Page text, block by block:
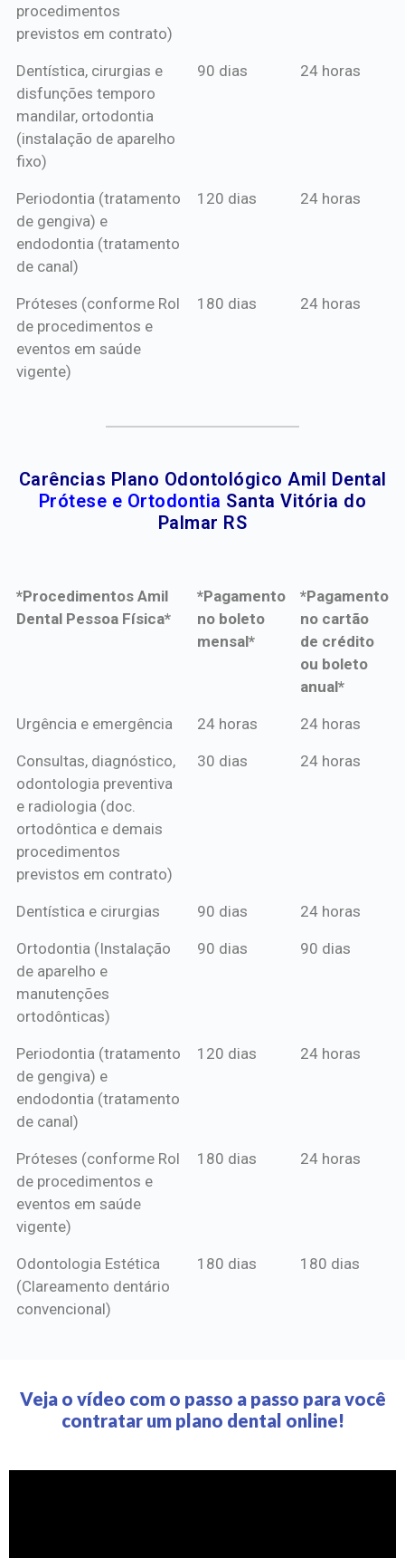
procedimentos
previstos em contrato)
Dentística, cirurgias e
disfunções temporo
mandilar, ortodontia
(instalação de aparelho
fixo)
90 dias 24 horas
Periodontia (tratamento
de gengiva) e
endodontia (tratamento
de canal)
120 dias 24 horas
Próteses (conforme Rol
de procedimentos e
eventos em saúde
vigente)
180 dias 24 horas
Carências Plano Odontológico Amil Dental
Prótese e Ortodontia Santa Vitória do
Palmar RS
*Procedimentos Amil
Dental Pessoa Física*
*Pagamento
no boleto
mensal*
*Pagamento
no cartão
de crédito
ou boleto
anual*
*Procedimentos Amil
*Pagamento
mensal*
*Pagamento
de crédito
Urgência e emergência 24 horas 24 horas
Consultas, diagnóstico,
odontologia preventiva
e radiologia (doc.
ortodôntica e demais
procedimentos
previstos em contrato)
30 dias 24 horas
Dentística e cirurgias 90 dias 24 horas
Ortodontia (Instalação
de aparelho e
manutenções
ortodônticas)
90 dias 90 dias
Periodontia (tratamento
de gengiva) e
endodontia (tratamento
de canal)
120 dias 24 horas
Próteses (conforme Rol
de procedimentos e
eventos em saúde
vigente)
180 dias 24 horas
Odontologia Estética
(Clareamento dentário
convencional)
180 dias 180 dias
Veja o vídeo com o passo a passo para você
contratar um plano dental online!